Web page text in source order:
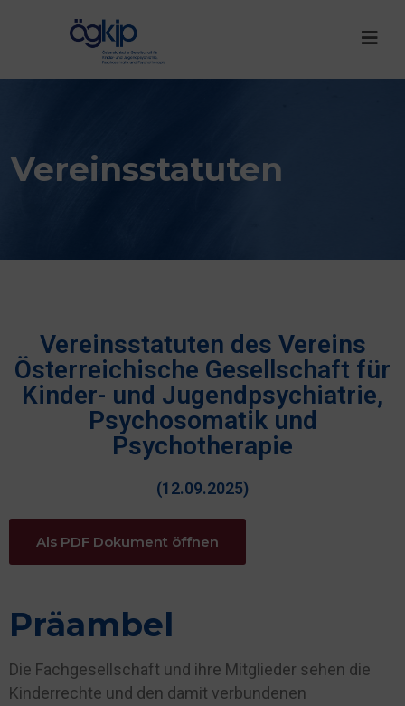
Vereinsstatuten
Vereinsstatuten des Vereins
Österreichische Gesellschaft für
Kinder- und Jugendpsychiatrie,
Psychosomatik und
Psychotherapie
(12.09.2025)
Als PDF Dokument öffnen
Präambel
Die Fachgesellschaft und ihre Mitglieder sehen die
Kinderrechte und den damit verbundenen